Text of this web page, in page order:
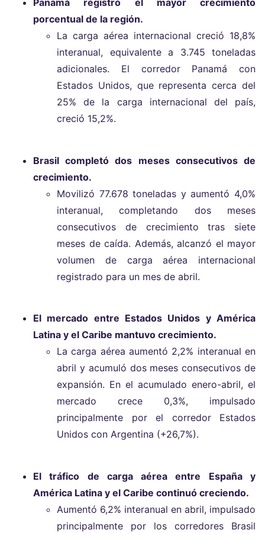
Panamá registró el mayor crecimiento
porcentual de la región.
La carga aérea internacional creció 18,8%
interanual, equivalente a 3.745 toneladas
adicionales. El corredor Panamá con
Estados Unidos, que representa cerca del
25% de la carga internacional del país,
creció 15,2%.
Brasil completó dos meses consecutivos de
crecimiento.
Movilizó 77.678 toneladas y aumentó 4,0%
interanual, completando dos meses
consecutivos de crecimiento tras siete
meses de caída. Además, alcanzó el mayor
volumen de carga aérea internacional
registrado para un mes de abril.
El mercado entre Estados Unidos y América
Latina y el Caribe mantuvo crecimiento.
La carga aérea aumentó 2,2% interanual en
abril y acumuló dos meses consecutivos de
expansión. En el acumulado enero-abril, el
mercado crece 0,3%, impulsado
principalmente por el corredor Estados
Unidos con Argentina (+26,7%).
El tráfico de carga aérea entre España y
América Latina y el Caribe continuó creciendo.
Aumentó 6,2% interanual en abril, impulsado
principalmente por los corredores Brasil